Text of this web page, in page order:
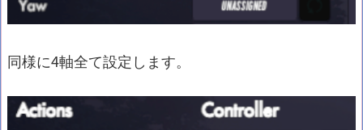
同様に4軸全て設定します。